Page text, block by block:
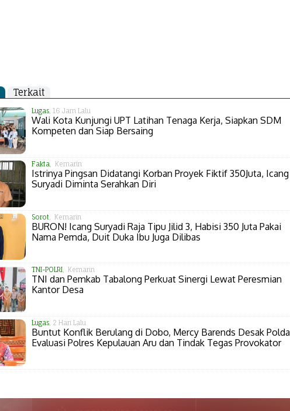
Terkait
Lugas, 16 Jam Lalu
Wali Kota Kunjungi UPT Latihan Tenaga Kerja, Siapkan SDM
Kompeten dan Siap Bersaing
Fakta , Kemarin
Istrinya Pingsan Didatangi Korban Proyek Fiktif 350Juta, Icang
Suryadi Diminta Serahkan Diri
Sorot , Kemarin
BURON! Icang Suryadi Raja Tipu Jilid 3, Habisi 350 Juta Pakai
Nama Pemda, Duit Duka Ibu Juga Dilibas
TNI-POLRI, Kemarin
TNI dan Pemkab Tabalong Perkuat Sinergi Lewat Peresmian
Kantor Desa
Lugas, 2 Hari Lalu
Buntut Konflik Berulang di Dobo, Mercy Barends Desak Polda
Evaluasi Polres Kepulauan Aru dan Tindak Tegas Provokator